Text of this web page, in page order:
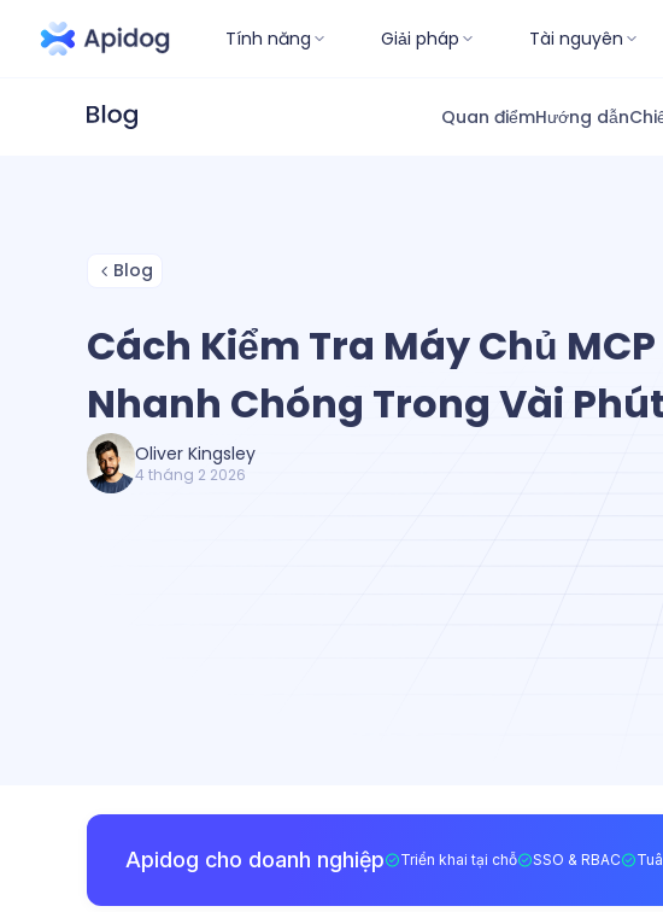
Tính năng Giải pháp Tài nguyên
Quan điểmHướng dẫn
Blog
Cách Kiểm Tra Máy Chủ MCP
Nhanh Chóng Trong Vài Phút
Oliver Kingsley
4 tháng 2 2026
Apidog cho doanh nghiệp Triển khai tại chỗ SSO & RBAC